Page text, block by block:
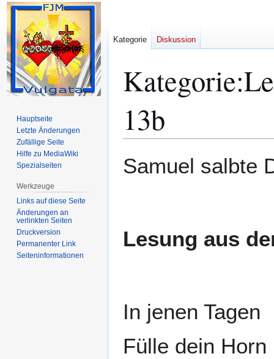
Kategorie:
13b
Navigation
Suche
Samuel salbte
Lesung aus
In jenen Tagen
Fülle dein Horn
Kategorie Diskussion
Hauptseite
Letzte Änderungen
Zufällige Seite
Hilfe zu MediaWiki
Spezialseiten
Werkzeuge
Links auf diese Seite
Änderungen an
verlinkten Seiten
Druckversion
Permanenter Link
Seiten­­informationen